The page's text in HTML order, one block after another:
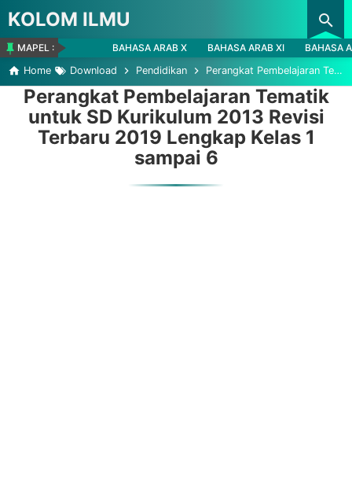
Skip to main content
KOLOM ILMU
MAPEL : BAHASA ARAB X BAHASA ARAB XI
BAHASA
Home
Download Pendidikan Perangkat Pembelajaran Tematik untuk SD Kurikulum 2013 Revisi Terbaru 2019 Lengkap Kelas 1 sampai 6
Perangkat Pembelajaran Tematik
untuk SD Kurikulum 2013 Revisi
Terbaru 2019 Lengkap Kelas 1
sampai 6